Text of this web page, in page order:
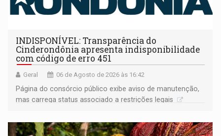
INDISPONÍVEL: Transparência do
Cinderondônia apresenta indisponibilidade
com código de erro 451
Geral 06 de Agosto de 2026 às 16:42
Página do consórcio público exibe aviso de manutenção,
mas carrega status associado a restrições legais